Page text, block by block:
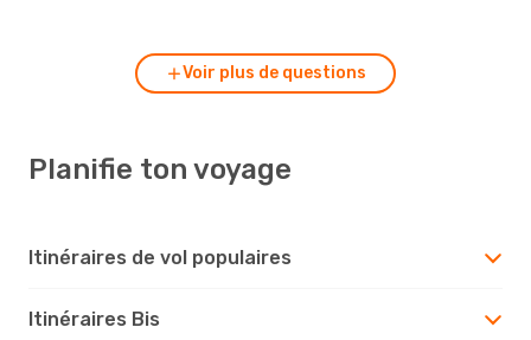
Voir plus de questions
Planifie ton voyage
Itinéraires de vol populaires
Itinéraires Bis